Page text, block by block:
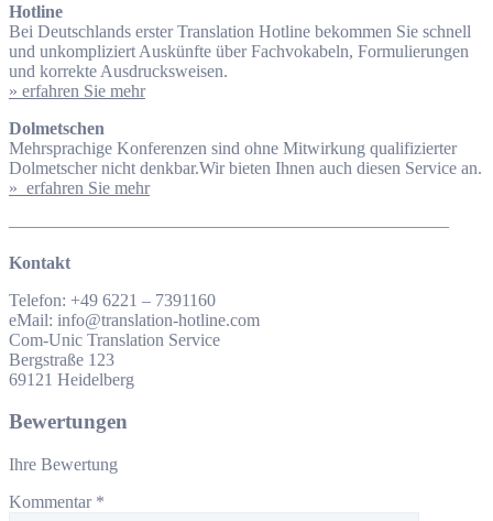
Hotline
Bei Deutschlands erster Translation Hotline bekommen Sie schnell
und unkompliziert Auskünfte über Fachvokabeln, Formulierungen
und korrekte Ausdrucksweisen.
» erfahren Sie mehr
Dolmetschen
Mehrsprachige Konferenzen sind ohne Mitwirkung qualifizierter
Dolmetscher nicht denkbar.Wir bieten Ihnen auch diesen Service an.
» erfahren Sie mehr
—————————————————————————
Kontakt
Telefon: +49 6221 – 7391160
eMail: info@translation-hotline.com
Com-Unic Translation Service
Bergstraße 123
69121 Heidelberg
Bewertungen
Ihre Bewertung
Kommentar *